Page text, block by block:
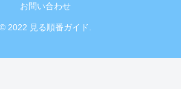
お問い合わせ
© 2022 見る順番ガイド.